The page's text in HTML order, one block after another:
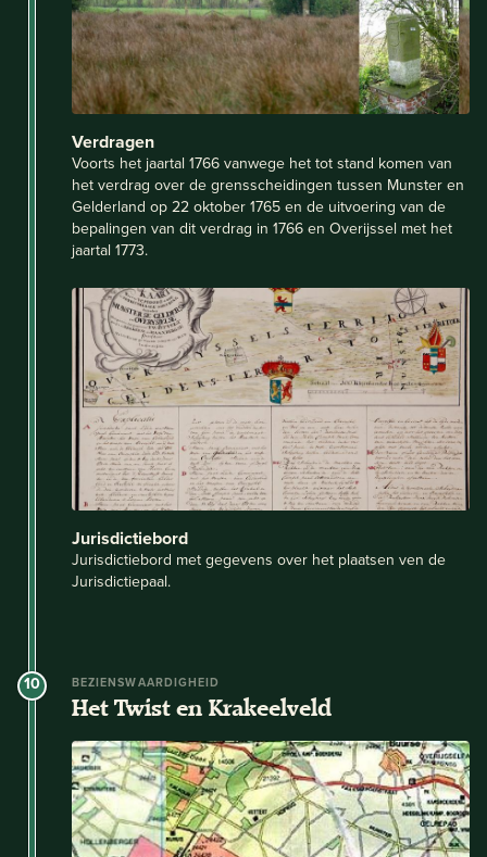
Verdragen
Voorts het jaartal 1766 vanwege het tot stand komen van
het verdrag over de grensscheidingen tussen Munster en
Gelderland op 22 oktober 1765 en de uitvoering van de
bepalingen van dit verdrag in 1766 en Overijssel met het
jaartal 1773.
Jurisdictiebord
Jurisdictiebord met gegevens over het plaatsen ven de
Jurisdictiepaal.
10 BEZIENSWAARDIGHEID
Het Twist en Krakeelveld